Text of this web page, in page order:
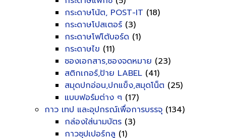
กระดาษโน้ต, POST-IT (18)
กระดาษโปสเตอร์ (3)
กระดาษโฟโต้บอร์ด (1)
กระดาษไข (11)
ซองเอกสาร,ซองจดหมาย (23)
สติกเกอร์,ป้าย LABEL (41)
สมุดปกอ่อน,ปกแข็ง,สมุดโน็ต (25)
แบบฟอร์มต่าง ๆ (17)
กาว เทป และอุปกรณ์เพื่อการบรรจุ (134)
กล่องใส่นามบัตร (3)
กาวซุปเปอร์กลู (1)